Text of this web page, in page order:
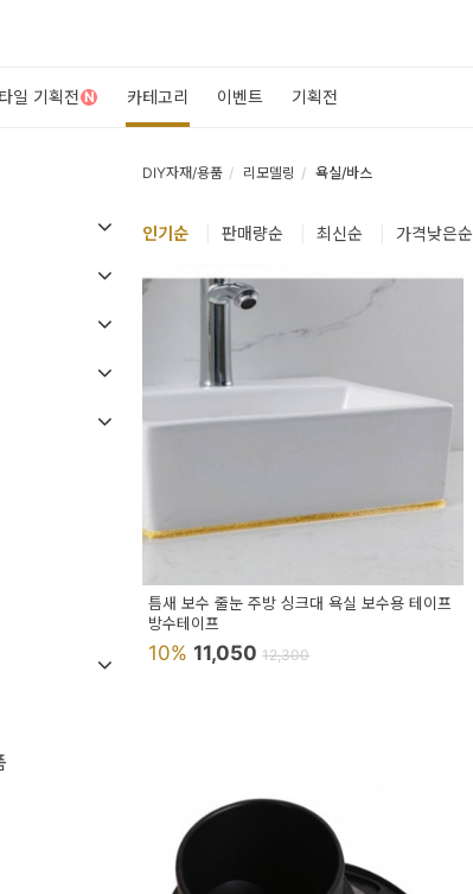
일 기획전 N 카테고리 이벤트 기획전
DIY자재/용품 리모델링 욕실/바스
인기순 판매량순 최신순 가격낮은순
틈새 보수 줄눈 주방 싱크대 욕실 보수용 테이프
방수테이프
10%11,05012,300